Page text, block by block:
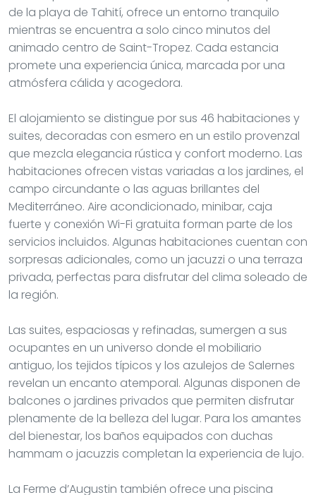
de la playa de Tahití, ofrece un entorno tranquilo
mientras se encuentra a solo cinco minutos del
animado centro de Saint-Tropez. Cada estancia
promete una experiencia única, marcada por una
atmósfera cálida y acogedora.
El alojamiento se distingue por sus 46 habitaciones y
suites, decoradas con esmero en un estilo provenzal
que mezcla elegancia rústica y confort moderno. Las
habitaciones ofrecen vistas variadas a los jardines, el
campo circundante o las aguas brillantes del
Mediterráneo. Aire acondicionado, minibar, caja
fuerte y conexión Wi-Fi gratuita forman parte de los
servicios incluidos. Algunas habitaciones cuentan con
sorpresas adicionales, como un jacuzzi o una terraza
privada, perfectas para disfrutar del clima soleado de
la región.
Las suites, espaciosas y refinadas, sumergen a sus
ocupantes en un universo donde el mobiliario
antiguo, los tejidos típicos y los azulejos de Salernes
revelan un encanto atemporal. Algunas disponen de
balcones o jardines privados que permiten disfrutar
plenamente de la belleza del lugar. Para los amantes
del bienestar, los baños equipados con duchas
hammam o jacuzzis completan la experiencia de lujo.
La Ferme d’Augustin también ofrece una piscina